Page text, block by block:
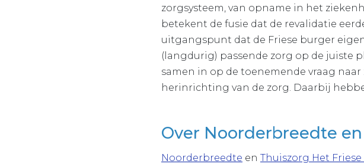
zorgsysteem, van opname in het
betekent de fusie dat de revalidatie
uitgangspunt dat de Friese burger
(langdurig) passende zorg op de juiste
samen in op de toenemende vraag
herinrichting van de zorg. Daarbij
Over Noorderbreedte
Noorderbreedte en Thuiszorg Het Friese